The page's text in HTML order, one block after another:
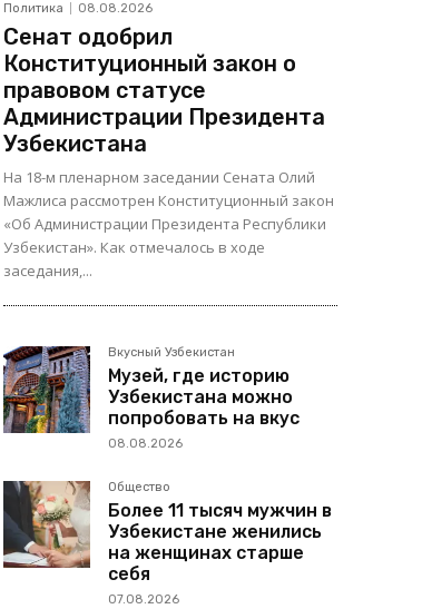
Политика 08.08.2026
Сенат одобрил
Конституционный закон о
правовом статусе
Администрации Президента
Узбекистана
На 18-м пленарном заседании Сената Олий
Мажлиса рассмотрен Конституционный закон
«Об Администрации Президента Республики
Узбекистан». Как отмечалось в ходе
заседания,...
Вкусный Узбекистан
Музей, где историю
Узбекистана можно
попробовать на вкус
08.08.2026
Общество
Более 11 тысяч мужчин в
Узбекистане женились
на женщинах старше
себя
07.08.2026